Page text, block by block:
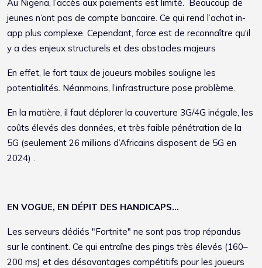
Au Nigeria, l’accès aux paiements est limité. Beaucoup de
jeunes n’ont pas de compte bancaire. Ce qui rend l’achat in-
app plus complexe. Cependant, force est de reconnaître qu'il
y a des enjeux structurels et des obstacles majeurs
En effet, le fort taux de joueurs mobiles souligne les
potentialités. Néanmoins, l’infrastructure pose problème.
En la matière, il faut déplorer la couverture 3G/4G inégale, les
coûts élevés des données, et très faible pénétration de la
5G (seulement 26 millions d’Africains disposent de 5G en
2024) .
EN VOGUE, EN DÉPIT DES HANDICAPS...
Les serveurs dédiés "Fortnite" ne sont pas trop répandus
sur le continent. Ce qui entraîne des pings très élevés (160–
200 ms) et des désavantages compétitifs pour les joueurs